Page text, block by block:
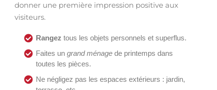
donner une première impression positive aux
visiteurs.
Rangez tous les objets personnels et superflus.
Faites un grand ménage de printemps dans
toutes les pièces.
Ne négligez pas les espaces extérieurs : jardin,